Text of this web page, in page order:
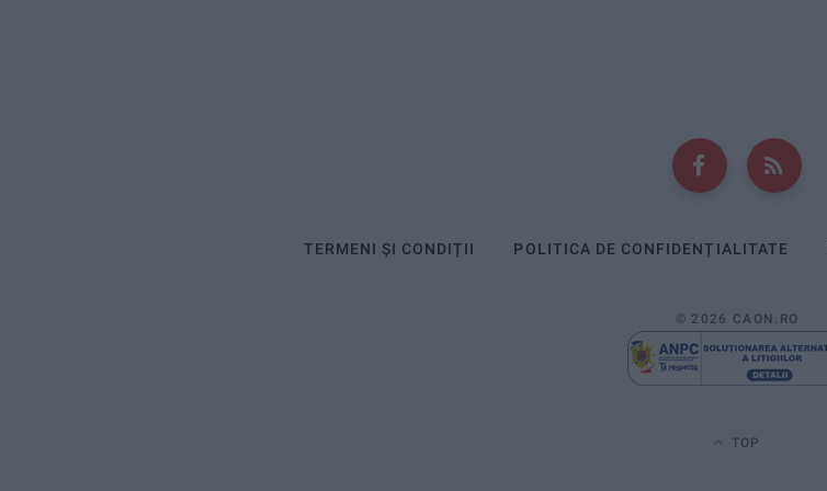
TERMENI ȘI CONDIȚII POLITICA DE CONFIDENȚIALITATE
© 2026 CAON.RO
TOP